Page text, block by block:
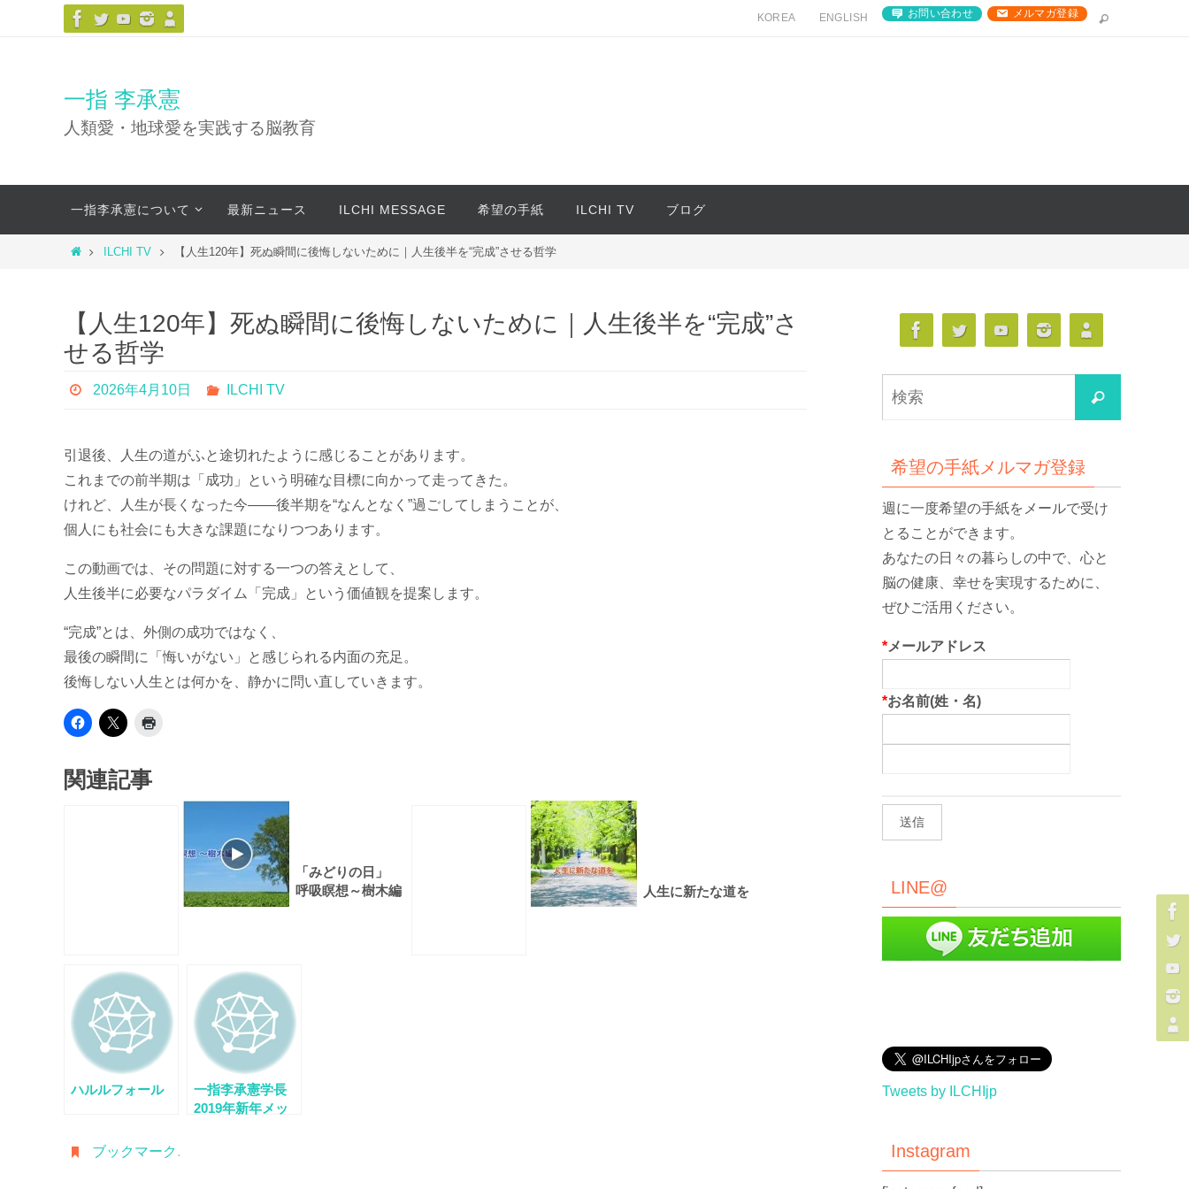
キ
プ
KOREA ENGLISH お問い合わせ メルマガ登録
一指 李承憲
人類愛・地球愛を実践する脳教育
テ
一指李承憲について 最新ニュース ILCHI MESSAGE 希望の手紙 ILCHI TV ブログ
ホ
ILCHI TV 【人生120年】死ぬ瞬間に後悔しないために｜人生後半を“完成”させる哲学
【人生120年】死ぬ瞬間に後悔しないために｜人生後半を“完成”さ
せる哲学
2026年4月10日 ILCHI TV
引退後、人生の道がふと途切れたように感じることがあります。
これまでの前半期は「成功」という明確な目標に向かって走ってきた。
けれど、人生が長くなった今――後半期を“なんとなく”過ごしてしまうことが、
個人にも社会にも大きな課題になりつつあります。
この動画では、その問題に対する一つの答えとして、
人生後半に必要なパラダイム「完成」という価値観を提案します。
“完成”とは、外側の成功ではなく、
最後の瞬間に「悔いがない」と感じられる内面の充足。
後悔しない人生とは何かを、静かに問い直していきます。
関連記事
「みどりの日」
呼吸瞑想～樹木編
人生に新たな道を
ハルルフォール
一指李承憲学長
2019年新年メッ
ブックマーク .
検
索
希望の手紙メルマガ登録
週に一度希望の手紙をメールで受け
とることができます。
あなたの日々の暮らしの中で、心と
脳の健康、幸せを実現するために、
ぜひご活用ください。
*メールアドレス
*お名前(姓・名)
LINE@
Tweets by ILCHIjp
Instagram